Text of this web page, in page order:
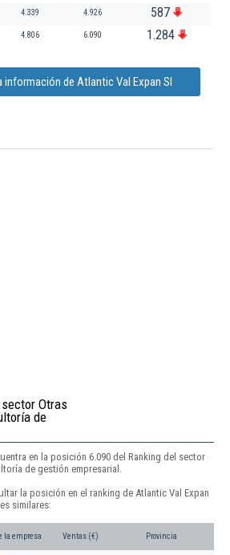
4.339 4.926 587
4.806 6.090 1.284
información de Atlantic Val Expan Sl
Otras
de
en la posición 6.090 del Ranking del sector
de gestión empresarial.
la posición en el ranking de Atlantic Val Expan
similares:
la empresa Ventas (€) Provincia